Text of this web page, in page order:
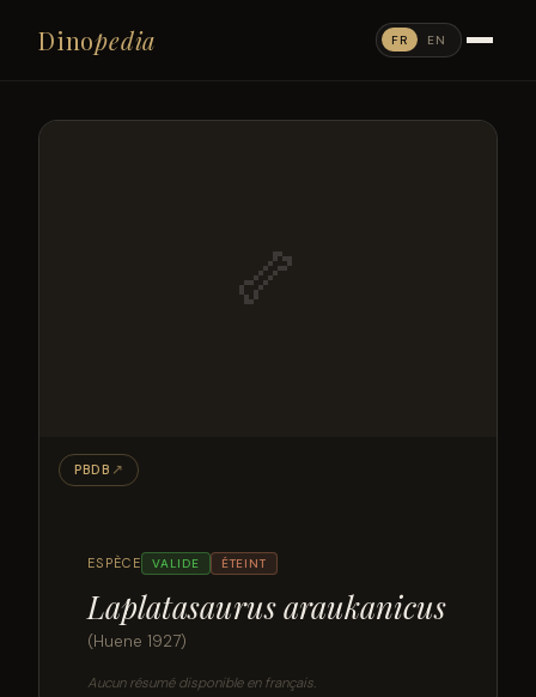
Dinopedia FR EN
ESPÈCE VALIDE ÉTEINT
Laplatasaurus araukanicus
(Huene 1927)
Aucun résumé disponible en français.
🦴
PBDB ↗